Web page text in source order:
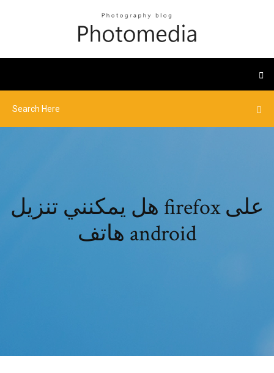
هل يمكنني تنزيل firefox على
هاتف android